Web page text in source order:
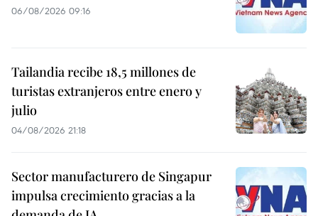
06/08/2026 09:16
Tailandia recibe 18,5 millones de
turistas extranjeros entre enero y
julio
04/08/2026 21:18
Sector manufacturero de Singapur
impulsa crecimiento gracias a la